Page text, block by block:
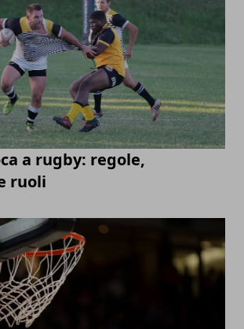
a rugby: regole,
ruoli